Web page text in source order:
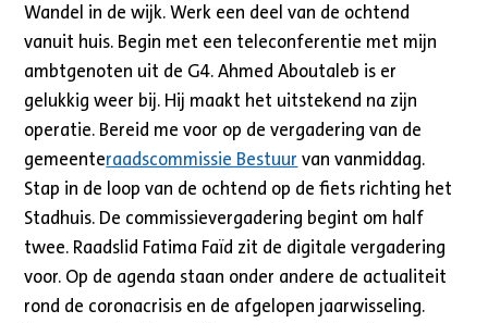
Wandel in de wijk. Werk een deel van de ochtend
vanuit huis. Begin met een teleconferentie met mijn
ambtgenoten uit de G4. Ahmed Aboutaleb is er
gelukkig weer bij. Hij maakt het uitstekend na zijn
operatie. Bereid me voor op de vergadering van de
gemeenteraadscommissie Bestuur van vanmiddag.
Stap in de loop van de ochtend op de fiets richting het
Stadhuis. De commissievergadering begint om half
twee. Raadslid Fatima Faïd zit de digitale vergadering
voor. Op de agenda staan onder andere de actualiteit
rond de coronacrisis en de afgelopen jaarwisseling.